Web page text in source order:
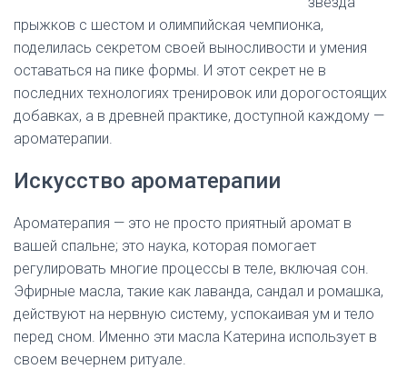
прыжков с шестом и олимпийская чемпионка,
поделилась секретом своей выносливости и умения
оставаться на пике формы. И этот секрет не в
последних технологиях тренировок или дорогостоящих
добавках, а в древней практике, доступной каждому —
ароматерапии.
Искусство ароматерапии
Ароматерапия — это не просто приятный аромат в
вашей спальне; это наука, которая помогает
регулировать многие процессы в теле, включая сон.
Эфирные масла, такие как лаванда, сандал и ромашка,
действуют на нервную систему, успокаивая ум и тело
перед сном. Именно эти масла Катерина использует в
своем вечернем ритуале.